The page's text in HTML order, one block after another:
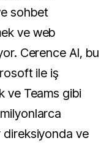
sohbet
ve web
Cerence AI, bu
ile iş
ve Teams gibi
ve